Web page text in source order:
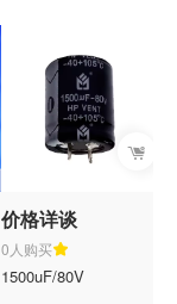
价格详谈
0人购买
1500uF/80V